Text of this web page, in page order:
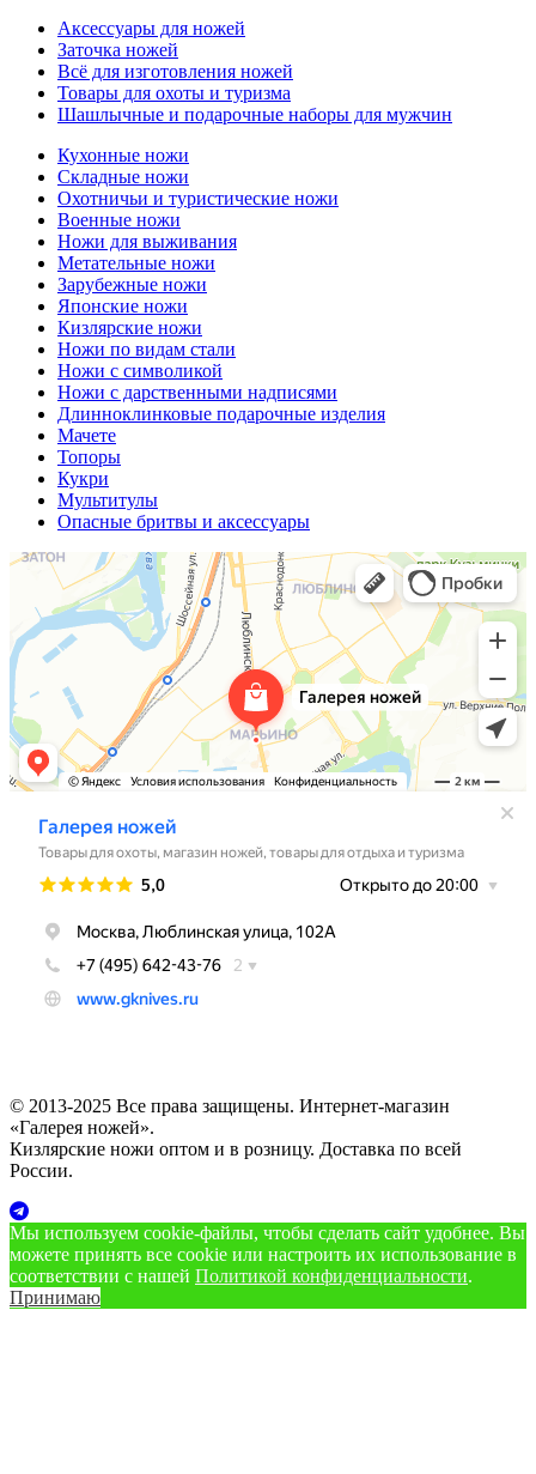
Аксессуары для ножей
Заточка ножей
Всё для изготовления ножей
Товары для охоты и туризма
Шашлычные и подарочные наборы для мужчин
Кухонные ножи
Складные ножи
Охотничьи и туристические ножи
Военные ножи
Ножи для выживания
Метательные ножи
Зарубежные ножи
Японские ножи
Кизлярские ножи
Ножи по видам стали
Ножи с символикой
Ножи с дарственными надписями
Длинноклинковые подарочные изделия
Мачете
Топоры
Кукри
Мультитулы
Опасные бритвы и аксессуары
© 2013-2025 Все права защищены. Интернет-магазин
«Галерея ножей».
Кизлярские ножи оптом и в розницу. Доставка по всей
России.
Мы используем cookie‑файлы, чтобы сделать сайт удобнее. Вы
можете принять все cookie или настроить их использование в
соответствии с нашей Политикой конфиденциальности.
Принимаю